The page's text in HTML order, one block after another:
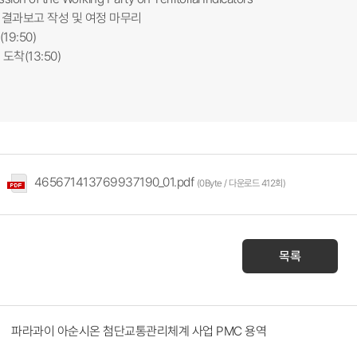
과보고 작성 및 여정 마무리
착(13:50)
465671413769937190_01.pdf (0Byte / 다운로드 412회)
목록
파라과이 아순시온 첨단교통관리체계 사업 PMC 용역